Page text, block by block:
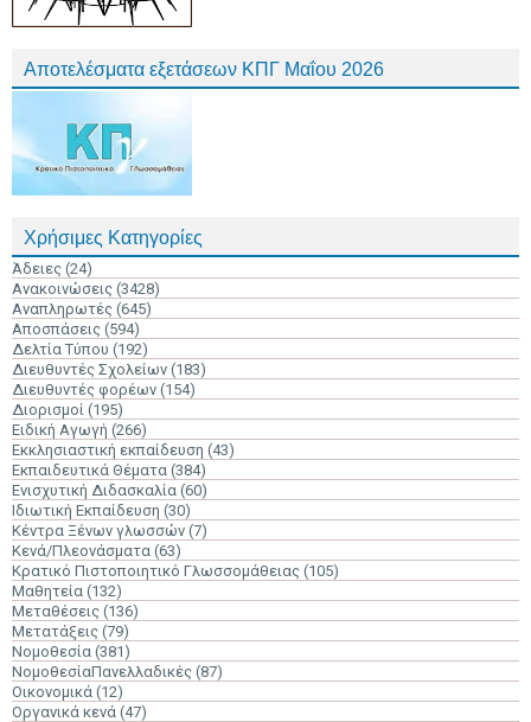
Αποτελέσματα εξετάσεων ΚΠΓ Μαΐου 2026
Χρήσιμες Κατηγορίες
Άδειες (24)
Ανακοινώσεις (3428)
Αναπληρωτές (645)
Αποσπάσεις (594)
Δελτία Τύπου (192)
Διευθυντές Σχολείων (183)
Διευθυντές φορέων (154)
Διορισμοί (195)
Ειδική Αγωγή (266)
Εκκλησιαστική εκπαίδευση (43)
Εκπαιδευτικά Θέματα (384)
Ενισχυτική Διδασκαλία (60)
Ιδιωτική Εκπαίδευση (30)
Κέντρα Ξένων γλωσσών (7)
Κενά/Πλεονάσματα (63)
Κρατικό Πιστοποιητικό Γλωσσομάθειας (105)
Μαθητεία (132)
Μεταθέσεις (136)
Μετατάξεις (79)
Νομοθεσία (381)
ΝομοθεσίαΠανελλαδικές (87)
Οικονομικά (12)
Οργανικά κενά (47)